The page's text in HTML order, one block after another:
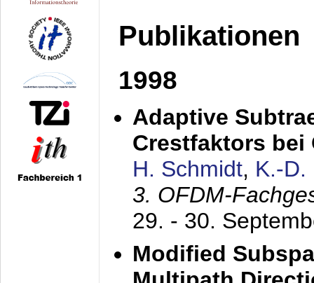
Publikationen
1998
Adaptive
Crestfaktors bei
H. Schmidt, K.-D.
3. OFDM-
29. - 30.
Modified